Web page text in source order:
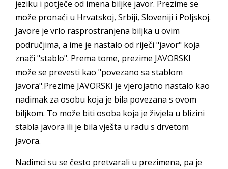
jeziku i potječe od imena biljke javor. Prezime se
može pronaći u Hrvatskoj, Srbiji, Sloveniji i Poljskoj.
Javore je vrlo rasprostranjena biljka u ovim
područjima, a ime je nastalo od riječi "javor" koja
znači "stablo". Prema tome, prezime JAVORSKI
može se prevesti kao "povezano sa stablom
javora".Prezime JAVORSKI je vjerojatno nastalo kao
nadimak za osobu koja je bila povezana s ovom
biljkom. To može biti osoba koja je živjela u blizini
stabla javora ili je bila vješta u radu s drvetom
javora.
Nadimci su se često pretvarali u prezimena, pa je